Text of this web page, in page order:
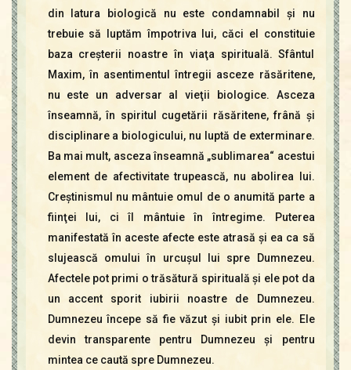
din latura biologică nu este condamnabil şi nu
trebuie să luptăm împotriva lui, căci el constituie
baza creşterii noastre în viaţa spirituală. Sfântul
Maxim, în asentimentul întregii asceze răsăritene,
nu este un adversar al vieţii biologice. Asceza
înseamnă, în spiritul cugetării răsăritene, frână şi
disciplinare a biologicului, nu luptă de exterminare.
Ba mai mult, asceza înseamnă „sublimarea“ acestui
element de afectivitate trupească, nu abolirea lui.
Creştinismul nu mântuie omul de o anumită parte a
fiinţei lui, ci îl mântuie în întregime. Puterea
manifestată în aceste afecte este atrasă şi ea ca să
slujească omului în urcuşul lui spre Dumnezeu.
Afectele pot primi o trăsătură spirituală şi ele pot da
un accent sporit iubirii noastre de Dumnezeu.
Dumnezeu începe să fie văzut şi iubit prin ele. Ele
devin transparente pentru Dumnezeu şi pentru
mintea ce caută spre Dumnezeu.